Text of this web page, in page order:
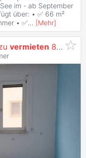
im - ab September
über: • ✅ 66 m²
• ✅... [Mehr]
vermieten 820,- all inclusive!